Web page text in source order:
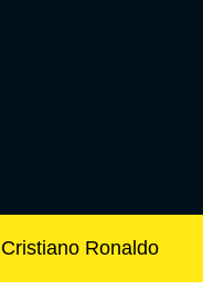
Ronaldo